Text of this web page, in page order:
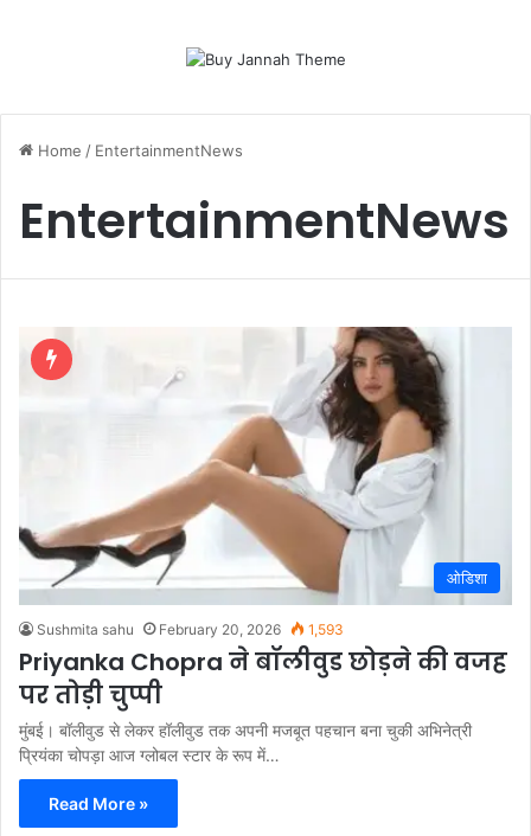
Home / EntertainmentNews
EntertainmentNews
ओडिशा
Sushmita sahu February 20, 2026 1,593
Priyanka Chopra ने बॉलीवुड छोड़ने की वजह
पर तोड़ी चुप्पी
मुंबई। बॉलीवुड से लेकर हॉलीवुड तक अपनी मजबूत पहचान बना चुकी अभिनेत्री
प्रियंका चोपड़ा आज ग्लोबल स्टार के रूप में…
Read More »